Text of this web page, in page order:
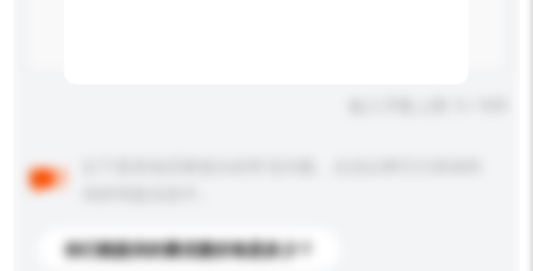
你们能提供的最优惠价格是多少？